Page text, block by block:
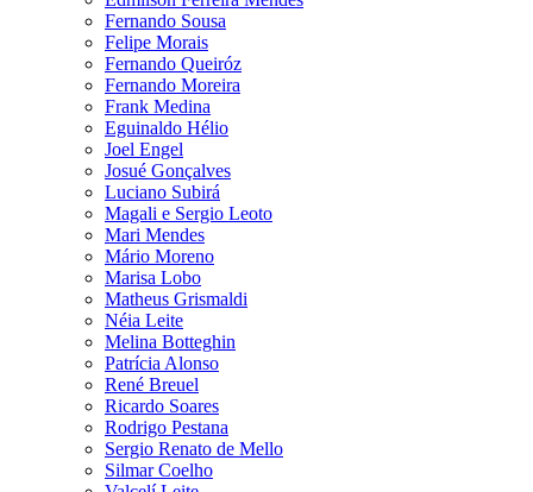
Fernando Sousa
Felipe Morais
Fernando Queiróz
Fernando Moreira
Frank Medina
Eguinaldo Hélio
Joel Engel
Josué Gonçalves
Luciano Subirá
Magali e Sergio Leoto
Mari Mendes
Mário Moreno
Marisa Lobo
Matheus Grismaldi
Néia Leite
Melina Botteghin
Patrícia Alonso
René Breuel
Ricardo Soares
Rodrigo Pestana
Sergio Renato de Mello
Silmar Coelho